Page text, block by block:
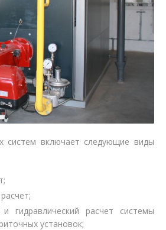
систем включает следующие виды
и гидравлический расчет системы
установок;